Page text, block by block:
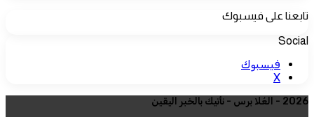
تابعنا على فيسبوك
Social
فيسبوك
‫X
2026 - العُلا برس - نأتيك بالخبر اليقين